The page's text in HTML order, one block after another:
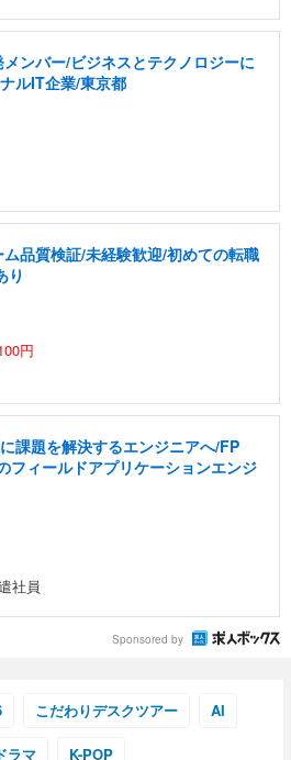
スチェア デスクチェア 疲れない テレ
強化バックレスト 30度ロッキング機
子 腰サポート 90度跳ね上げ式アーム
通気性メッシュ ゲーミング/勉強/事
強化バックレスト 30度ロッキング機
椅子 腰サポート 90度跳ね上げ式アーム
ドレスト ハンガー付き 高反発クッシ
通気性メッシュ ゲーミング/勉強/事
パソコンチェア (ホワイト)
ランバーサポート付き 腰サポート ガ
ゲーミングモニター DualSense 充電
CFI-ZDM1J）
1920×1080）VA 非光沢 HDMI/DisplayP
ーカー内蔵 高さ調整 スイベル VESA対
ビジネス向け
Monitor 24” Essential ゲーミン
イフ ネオ・オムツ L 中型犬用 26枚入
Basic アイリスオーヤマ ペットシーツ
用 ワイド 100枚入 (x 1) (ケース販売)
ヤマ ペットシーツ 超厚型 お徳用 レギ
入【Amazon.co.jp限定】
ンバー/ビジネスとテクノロジーに
ルIT企業/東京都
品質検証/未経験歓迎/初めての転職
り
円
課題を解決するエンジニアへ/FP
フィールドアプリケーションエンジ
社員
Sponsored by
こだわりデスクツアー AI
ラマ K-POP